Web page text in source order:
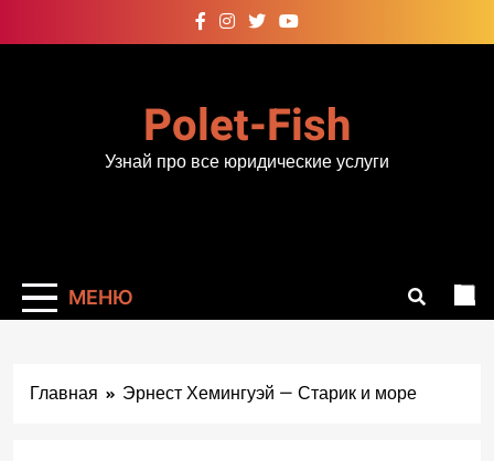
к
Polet-Fish
Узнай про все юридические услуги
МЕНЮ
Главная Эрнест Хемингуэй — Старик и море